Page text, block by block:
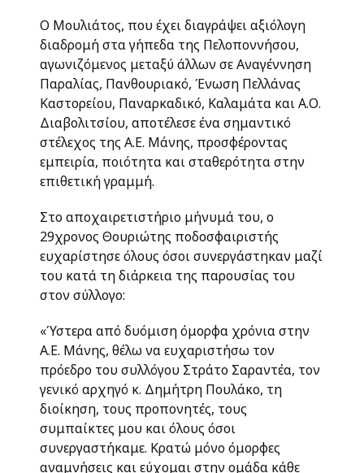
Ο Μουλιάτος, που έχει διαγράψει αξιόλογη
διαδρομή στα γήπεδα της Πελοποννήσου,
αγωνιζόμενος μεταξύ άλλων σε Αναγέννηση
Παραλίας, Πανθουριακό, Ένωση Πελλάνας
Καστορείου, Παναρκαδικό, Καλαμάτα και Α.Ο.
Διαβολιτσίου, αποτέλεσε ένα σημαντικό
στέλεχος της Α.Ε. Μάνης, προσφέροντας
εμπειρία, ποιότητα και σταθερότητα στην
επιθετική γραμμή.
Στο αποχαιρετιστήριο μήνυμά του, ο
29χρονος Θουριώτης ποδοσφαιριστής
ευχαρίστησε όλους όσοι συνεργάστηκαν μαζί
του κατά τη διάρκεια της παρουσίας του
στον σύλλογο:
«Ύστερα από δυόμιση όμορφα χρόνια στην
Α.Ε. Μάνης, θέλω να ευχαριστήσω τον
πρόεδρο του συλλόγου Στράτο Σαραντέα, τον
γενικό αρχηγό κ. Δημήτρη Πουλάκο, τη
διοίκηση, τους προπονητές, τους
συμπαίκτες μου και όλους όσοι
συνεργαστήκαμε. Κρατώ μόνο όμορφες
αναμνήσεις και εύχομαι στην ομάδα κάθε